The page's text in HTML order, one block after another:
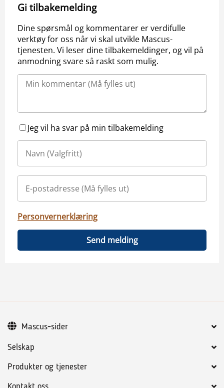
Gi tilbakemelding
Dine spørsmål og kommentarer er verdifulle
verktøy for oss når vi skal utvikle Mascus-
tjenesten. Vi leser dine tilbakemeldinger, og vil på
anmodning svare så raskt som mulig.
Jeg vil ha svar på min tilbakemelding
Personvernerklæring
Send melding
Selskap
Produkter og tjenester
Mascus-sider